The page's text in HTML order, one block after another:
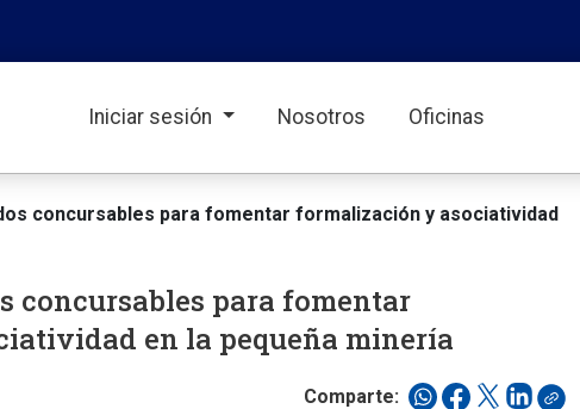
Iniciar sesión Nosotros Oficinas
concursables para fomentar formalización y asociatividad
concursables para fomentar
en la pequeña minería
Comparte: